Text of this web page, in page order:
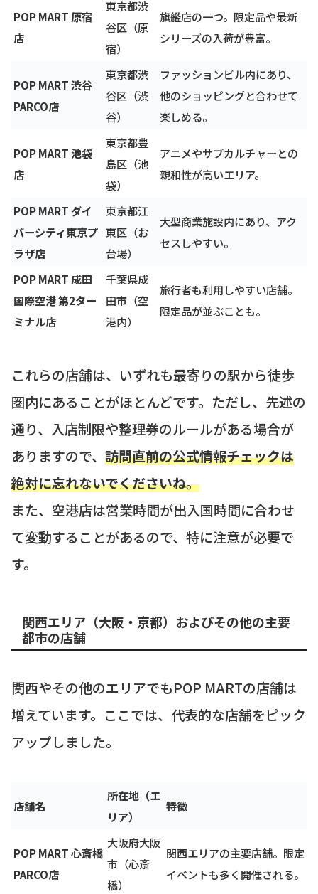
POP MART 原宿
店
東京都渋
谷区（原
宿）
旗艦店の一つ。限定品や最新
シリーズの入荷が豊富。
POP MART 渋谷
PARCO店
東京都渋
谷区（渋
谷）
ファッションビル内にあり、
他のショッピングと合わせて
楽しめる。
POP MART 池袋
店
東京都豊
島区（池
袋）
アニメやサブカルチャーとの
親和性が高いエリア。
POP MART ダイ
バーシティ東京プ
ラザ店
東京都江
東区（お
台場）
大型商業施設内にあり、アク
セスしやすい。
POP MART 成田
国際空港 第2ター
ミナル店
千葉県成
田市（空
港内）
旅行者も利用しやすい店舗。
限定品が並ぶことも。
これらの店舗は、いずれも最寄りの駅から徒歩
圏内にあることがほとんどです。ただし、先述の
通り、入店制限や整理券のルールがある場合が
ありますので、 訪問直前の公式情報チェックは
絶対に忘れないでくださいね。
また、空港店は営業時間が出入国時間に合わせ
て変動することがあるので、特に注意が必要で
す。
関西エリア（大阪・京都）およびその他の主要
都市の店舗
関西やその他のエリアでもPOP MARTの店舗は
増えています。ここでは、代表的な店舗をピック
アップしました。
店舗名
所在地（エ
リア）
特徴
POP MART 心斎橋
PARCO店
大阪府大阪
市（心斎
橋）
関西エリアの主要店舗。限定
イベントも多く開催される。